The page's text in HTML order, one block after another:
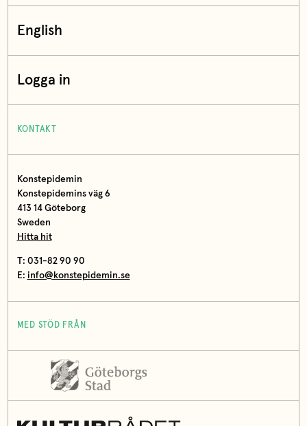
English
Logga in
KONTAKT
Konstepidemin
Konstepidemins väg 6
413 14 Göteborg
Sweden
Hitta hit
T: 031-82 90 90
E: info@konstepidemin.se
MED STÖD FRÅN